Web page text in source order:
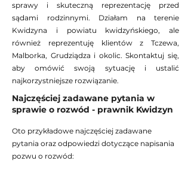
sprawy i skuteczną reprezentację przed
sądami rodzinnymi. Działam na terenie
Kwidzyna i powiatu kwidzyńskiego, ale
również reprezentuję klientów z Tczewa,
Malborka, Grudziądza i okolic. Skontaktuj się,
aby omówić swoją sytuację i ustalić
najkorzystniejsze rozwiązanie.
Najczęściej zadawane pytania w
sprawie o rozwód - prawnik Kwidzyn
Oto przykładowe najczęściej zadawane
pytania oraz odpowiedzi dotyczące napisania
pozwu o rozwód: